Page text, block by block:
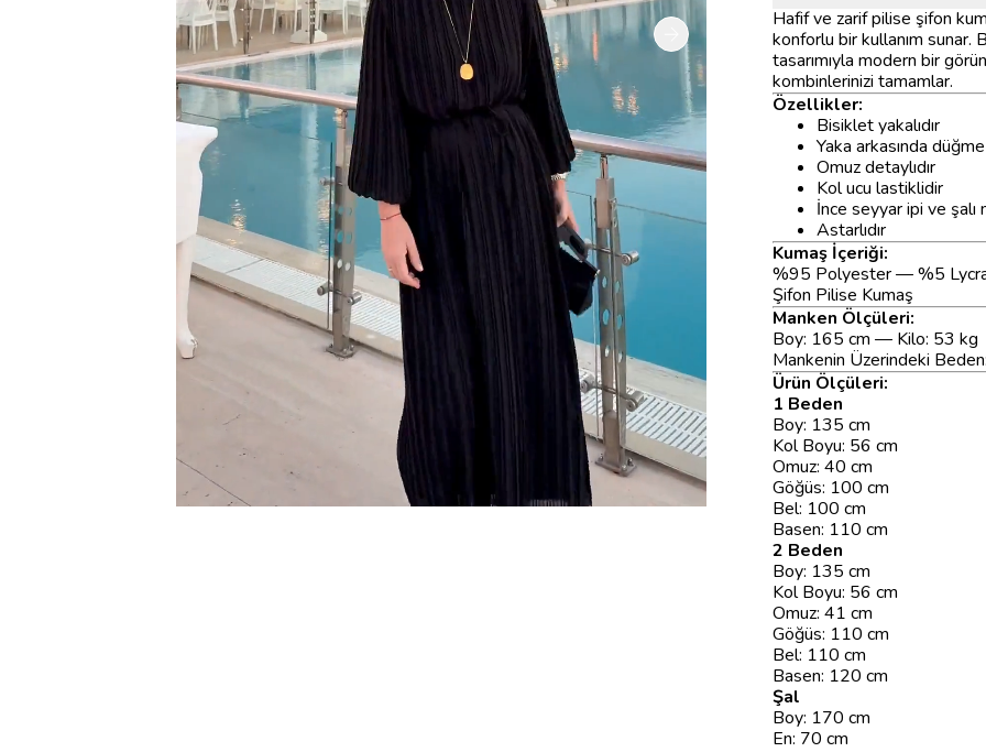
Hafif ve zarif pilise şifon
konforlu bir kullanım sunar.
tasarımıyla modern bir
kombinlerinizi tamamlar.
Özellikler:
Bisiklet yakalıdır
Yaka arkasında
Omuz detaylıdır
Kol ucu lastiklidir
İnce seyyar ipi ve şalı
Astarlıdır
Kumaş İçeriği:
%95 Polyester — %5
Şifon Pilise Kumaş
Manken Ölçüleri:
Boy: 165 cm — Kilo: 53 kg
Mankenin Üzerindeki
Ürün Ölçüleri:
1 Beden
Boy: 135 cm
Kol Boyu: 56 cm
Omuz: 40 cm
Göğüs: 100 cm
Bel: 100 cm
Basen: 110 cm
2 Beden
Boy: 135 cm
Kol Boyu: 56 cm
Omuz: 41 cm
Göğüs: 110 cm
Bel: 110 cm
Basen: 120 cm
Şal
Boy: 170 cm
En: 70 cm